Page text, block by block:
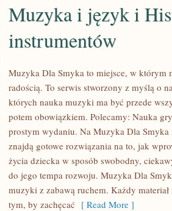
MUZYKA
Muzyka i język i
instrumentów
Muzyka Dla Smyka to miejsce, w którym
radością. To serwis stworzony z myślą o
których nauka muzyki ma być przede
potem obowiązkiem. Polecamy: Nauka
prostym wydaniu. Na Muzyka Dla
znajdą gotowe rozwiązania na to, jak
życia dziecka w sposób swobodny,
do jego tempa rozwoju. Muzyka Dla
muzyki z zabawą ruchem. Każdy
tym, by zachęcać [ Read More ]